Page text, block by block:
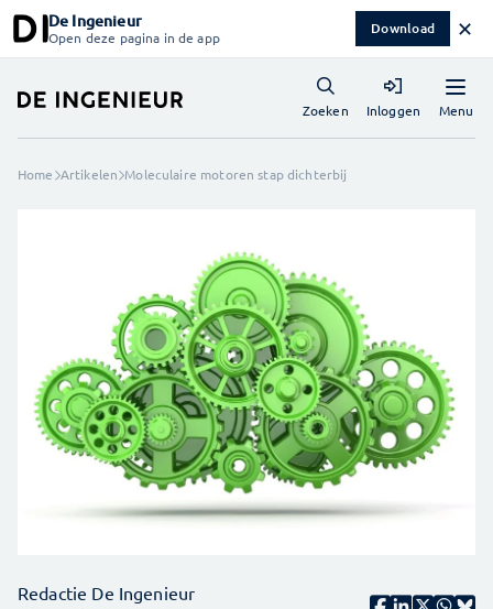
De Ingenieur
Open deze pagina in de app Download ✕
Menu
Zoeken Inloggen
Home Artikelen Moleculaire motoren stap dichterbij
Redactie De Ingenieur